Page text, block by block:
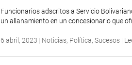
Funcionarios adscritos a Servicio
un allanamiento en un concesionario que
6 abril, 2023 | Noticias, Política,Sucesos |